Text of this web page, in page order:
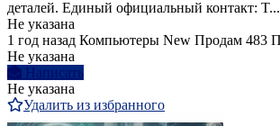
деталей. Единый официальный контакт: T...
Не указана
1 год назад Компьютеры New Продам 483
Не указана
Написать
Не указана
Удалить из избранного